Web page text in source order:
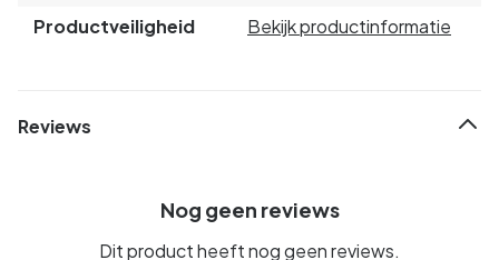
Productveiligheid
Bekijk productinformatie
Reviews
Nog geen reviews
Dit product heeft nog geen reviews.